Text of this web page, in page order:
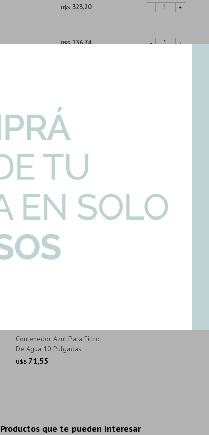
U$S 323,20 - +
U$S 136,74 - +
Complementa tu producto con...
Contenedor Azul Para Filtro
De Agua 10 Pulgadas
U$S 71,55
Productos que te pueden interesar